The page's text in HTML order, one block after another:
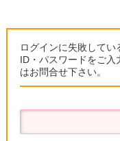
ログインに失敗して
ID・パスワードをご
はお問合せ下さい。